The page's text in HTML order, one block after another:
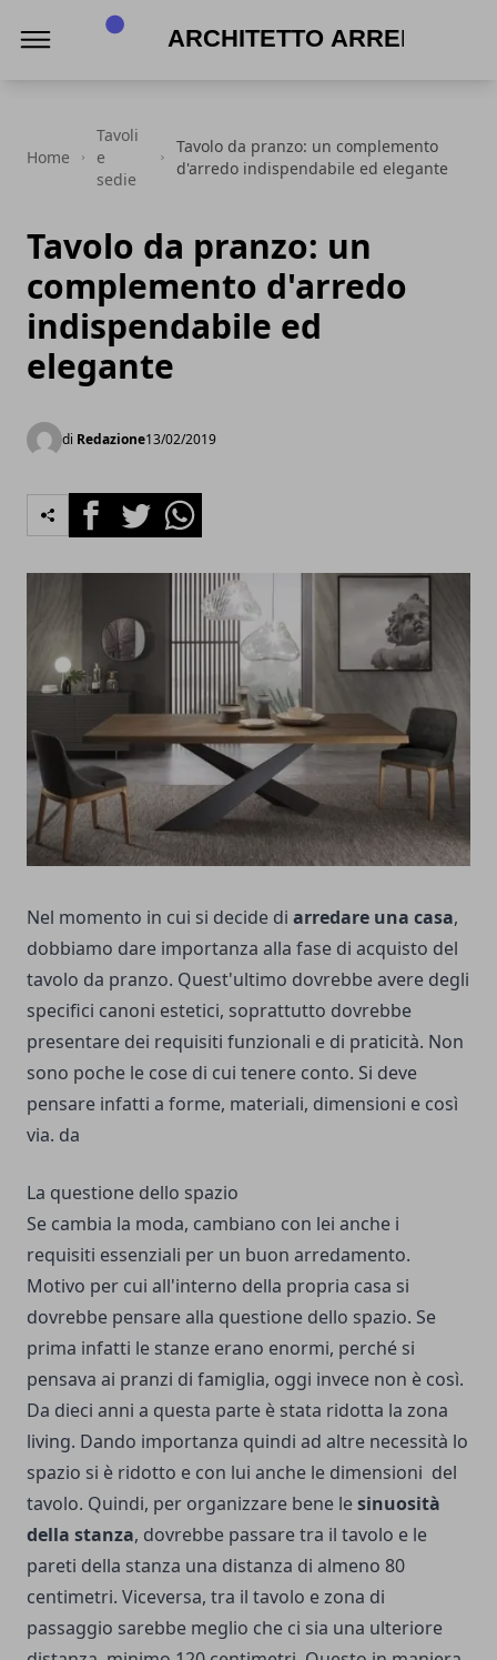
Home
Tavoli
e
sedie
Tavolo da pranzo: un complemento
d'arredo indispendabile ed elegante
Tavolo da pranzo: un
complemento d'arredo
indispendabile ed
elegante
di Redazione13/02/2019
FacebookTwitterWhatsapp
Nel momento in cui si decide di arredare una casa,
dobbiamo dare importanza alla fase di acquisto del
tavolo da pranzo. Quest'ultimo dovrebbe avere degli
specifici canoni estetici, soprattutto dovrebbe
presentare dei requisiti funzionali e di praticità. Non
sono poche le cose di cui tenere conto. Si deve
pensare infatti a forme, materiali, dimensioni e così
via. da
La questione dello spazio
Se cambia la moda, cambiano con lei anche i
requisiti essenziali per un buon arredamento.
Motivo per cui all'interno della propria casa si
dovrebbe pensare alla questione dello spazio. Se
prima infatti le stanze erano enormi, perché si
pensava ai pranzi di famiglia, oggi invece non è così.
Da dieci anni a questa parte è stata ridotta la zona
living. Dando importanza quindi ad altre necessità lo
spazio si è ridotto e con lui anche le dimensioni del
tavolo. Quindi, per organizzare bene lesinuosità
della stanza, dovrebbe passare tra il tavolo e le
pareti della stanza una distanza di almeno 80
centimetri. Viceversa, tra il tavolo e zona di
passaggio sarebbe meglio che ci sia una ulteriore